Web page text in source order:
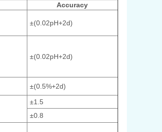
Accuracy
±(0.02pH+2d)
±(0.02pH+2d)
±(0.5%+2d)
±1.5
±0.8